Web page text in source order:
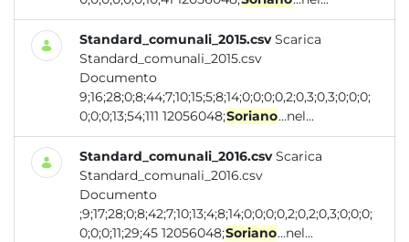
Standard_comunali_2015.csv Scarica
Standard_comunali_2015.csv
Documento
9;16;28;0;8;44;7;10;15;5;8;14;0;0;0;0,2;0,3;0,3;0;0;0;
0;0;0;13;54;111 12056048;Soriano...nel...
Standard_comunali_2016.csv Scarica
Standard_comunali_2016.csv
Documento
;9;17;28;0;8;42;7;10;13;4;8;14;0;0;0;0,2;0,2;0,3;0;0;0;
0;0;0;11;29;45 12056048;Soriano...nel...